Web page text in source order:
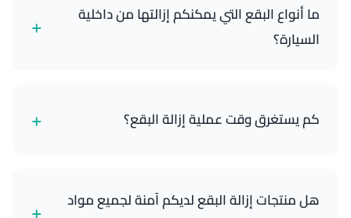
ما أنواع البقع التي يمكنكم إزالتها من داخلية
السيارة؟
+
والزيت والشحوم والمكياج والدم وبقع الحيوانات الأليفة
كم يستغرق وقت عملية إزالة البقع؟ +
عدد وحجم وشدة البقع. نعمل بكفاءة مع ضمان
المعالجة الشاملة ووقت التجفيف المناسب للحصول على
هل منتجات إزالة البقع لديكم آمنة لجميع مواد